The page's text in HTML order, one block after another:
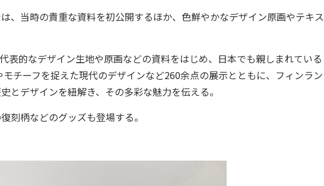
、当時の貴重な資料を初公開するほか、色鮮やかなデザイン原画やテキス
的なデザイン生地や原画などの資料をはじめ、日本でも親しまれている
チーフを捉えた現代のデザインなど260余点の展示とともに、フィンラン
とデザインを紐解き、その多彩な魅力を伝える。
刻柄などのグッズも登場する。